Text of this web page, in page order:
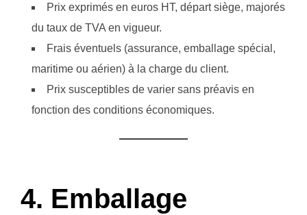
Prix exprimés en euros HT, départ siège, majorés
du taux de TVA en vigueur.
Frais éventuels (assurance, emballage spécial,
maritime ou aérien) à la charge du client.
Prix susceptibles de varier sans préavis en
fonction des conditions économiques.
4. Emballage